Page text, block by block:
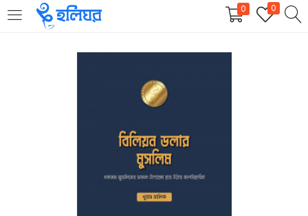
0 0
LOGIN REGISTER
Enter your username and password to login.